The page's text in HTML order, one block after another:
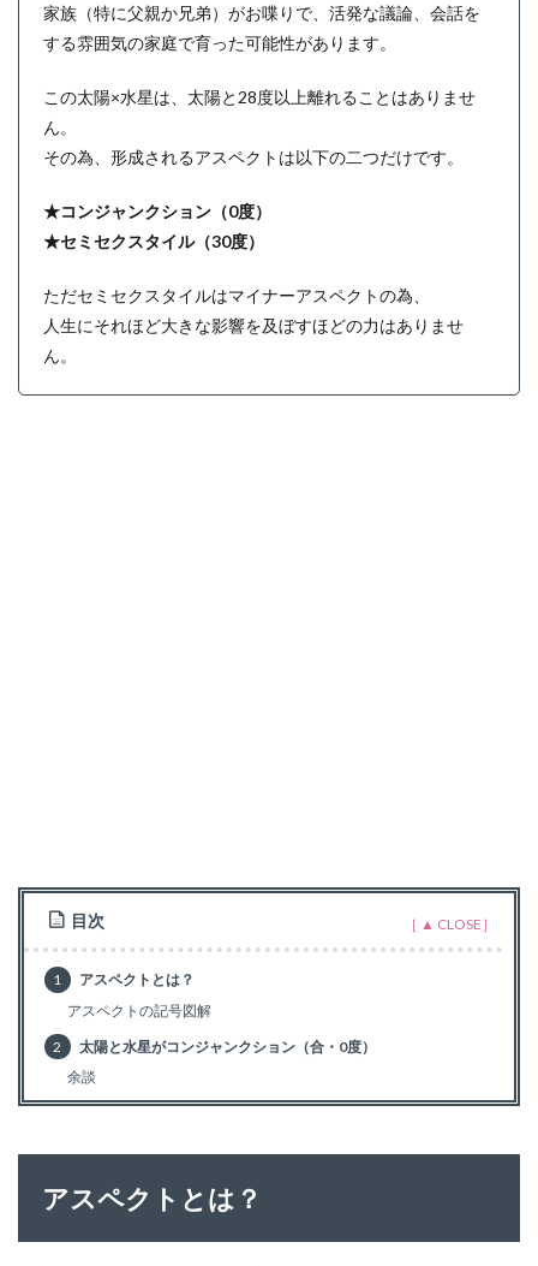
家族（特に父親か兄弟）がお喋りで、活発な議論、会話を
する雰囲気の家庭で育った可能性があります。
この太陽×水星は、太陽と28度以上離れることはありませ
ん。
その為、形成されるアスペクトは以下の二つだけです。
★コンジャンクション（0度）
★セミセクスタイル（30度）
ただセミセクスタイルはマイナーアスペクトの為、
人生にそれほど大きな影響を及ぼすほどの力はありませ
ん。
目次
1
アスペクトとは？
アスペクトの記号図解
2
太陽と水星がコンジャンクション（合・0度）
余談
アスペクトとは？